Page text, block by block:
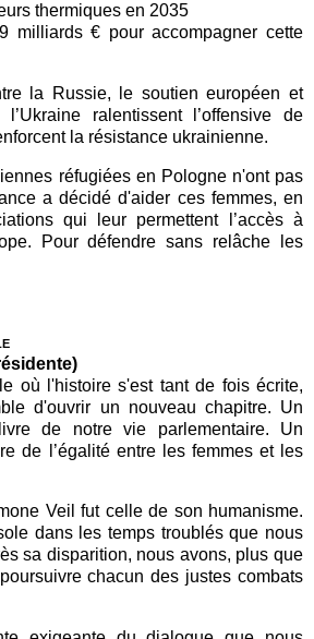
thermiques en 2035
milliards € pour accompagner cette
la Russie, le soutien européen et
ralentissent l’offensive de
la résistance ukrainienne.
réfugiées en Pologne n'ont pas
a décidé d'aider ces femmes, en
qui leur permettent l’accès à
Pour défendre sans relâche les
où l'histoire s'est tant de fois écrite,
d'ouvrir un nouveau chapitre. Un
de notre vie parlementaire. Un
de l’égalité entre les femmes et les
Veil fut celle de son humanisme.
dans les temps troublés que nous
sa disparition, nous avons, plus que
chacun des justes combats